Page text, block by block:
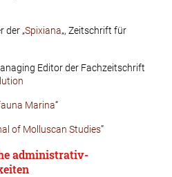
der „Spixiana„, Zeitschrift für
Editor der Fachzeitschrift
Marina“
of Molluscan Studies”
administrativ-